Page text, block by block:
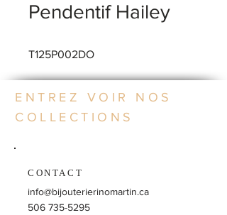
Pendentif Hailey
T125P002DO
ENTREZ VOIR NOS
COLLECTIONS
CONTACT
info@bijouterierinomartin.ca
506 735-5295